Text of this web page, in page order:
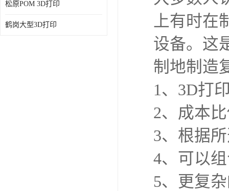
松原POM 3D打印
鹤岗大型3D打印
上有时在
设备。这
制地制造
1、3D打
2、成本
3、根据
4、可以
5、更复